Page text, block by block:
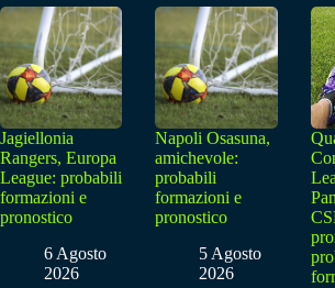
Jagiellonia
Rangers, Europa
League: probabili
formazioni e
pronostico
6 Agosto
2026
Napoli Osasuna,
amichevole:
probabili
formazioni e
pronostico
5 Agosto
2026